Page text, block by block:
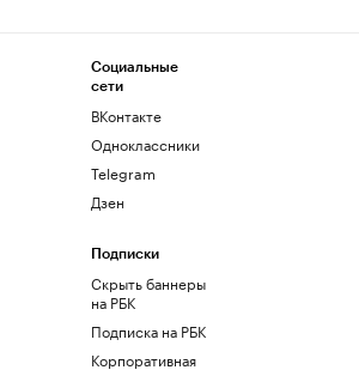
Социальные
сети
ВКонтакте
Одноклассники
Telegram
Дзен
Подписки
Скрыть баннеры
на РБК
Подписка на РБК
Корпоративная